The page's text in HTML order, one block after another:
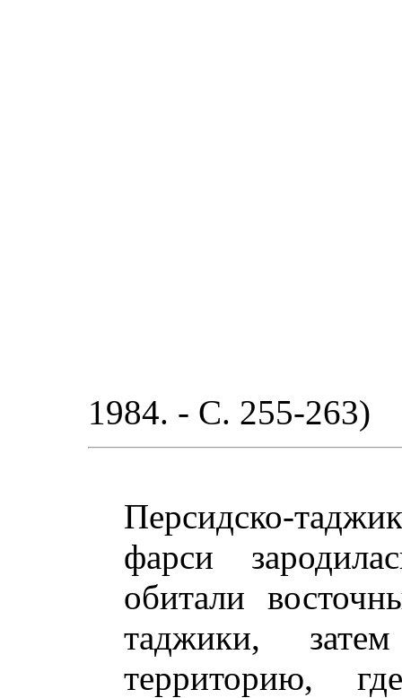
1984. - С. 255-263)
Персидско-
фарси
обитали
таджики,
территорию,